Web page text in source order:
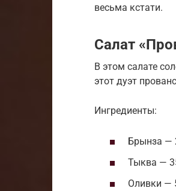
весьма кстати.
Салат
В этом салате
этот дуэт
Ингредиенты:
Брынза —
Тыква —
Оливки —